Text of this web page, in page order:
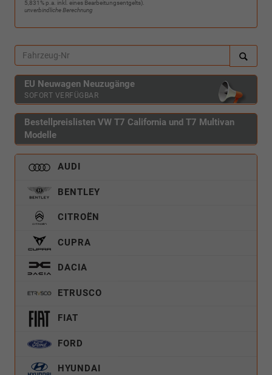
5,831% p.a. inkl. eines Bearbeitungsentgelts).
unverbindliche Berechnung
EU Neuwagen Neuzugänge
SOFORT VERFÜGBAR
Bestellpreislisten VW T7 California und T7 Multivan
Modelle
AUDI
BENTLEY
CITROËN
CUPRA
DACIA
ETRUSCO
FIAT
FORD
HYUNDAI